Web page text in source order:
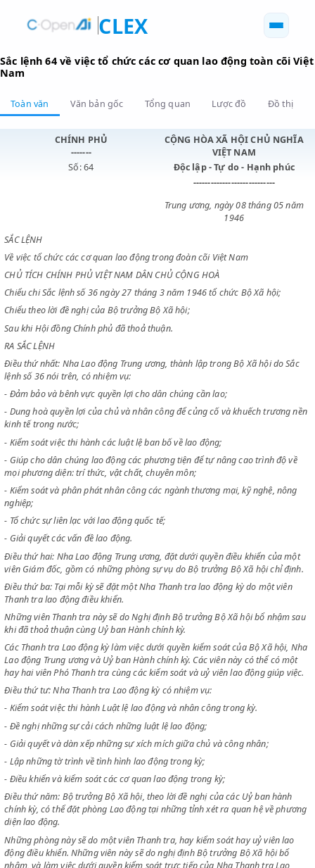
CLEX
Sắc lệnh 64 về việc tổ chức các cơ quan lao động toàn
Nam
Toàn văn
CHÍNH PHỦ
-------
CỘNG HÒA XÃ HỘI CHỦ
VIỆT NAM
Độc lập - Tự do - Hạnh
----------------------------
SẮC LỆNH
Về việc tổ chức các cơ quan lao động trong đoàn cõi Việt Nam
CHỦ TÍCH CHÍNH PHỦ VIỆT NAM DÂN CHỦ CỘNG HOÀ
Chiểu chi Sắc lệnh số 36 ngày 27 tháng 3 năm 1946 tổ chức Bộ Xã hội;
Chiểu theo lời đề nghị của Bộ trưởng Bộ Xã hội;
Sau khi Hội đồng Chính phủ đã thoả thuận.
RA SẮC LỆNH
Điều thứ nhất: Nha Lao động Trung ương, thành lập trong Bộ Xã hội
lệnh số 36 nói trên, có nhiệm vụ:
- Đảm bảo và bênh vực quyền lợi cho dân chúng cần lao;
- Dung hoà quyền lợi của chủ và nhân công để củng cố và khuếch
kinh tế trong nước;
- Kiểm soát việc thi hành các luật lệ ban bố về lao động;
- Giúp cho dân chúng lao động các phương tiện để tự nâng cao trình
mọi phương diện: trí thức, vật chất, chuyên môn;
- Kiểm soát và phân phát nhân công các ngành thương mại, kỹ nghệ,
nghiệp;
- Tổ chức sự liên lạc với lao động quốc tế;
- Giải quyết các vấn đề lao động.
Điều thứ hai: Nha Lao động Trung ương, đặt dưới quyền điều khiển
viên Giám đốc, gồm có những phòng sự vụ do Bộ trưởng Bộ Xã hội
Điều thứ ba: Tại mỗi kỳ sẽ đặt một Nha Thanh tra lao động kỳ do một
Thanh tra lao động điều khiển.
Những viên Thanh tra này sẽ do Nghị định Bộ trưởng Bộ Xã hội bổ
khi đã thoả thuận cùng Uỷ ban Hành chính kỳ.
Các Thanh tra Lao động kỳ làm việc dưới quyền kiểm soát của Bộ Xã
Lao động Trung ương và Uỷ ban Hành chính kỳ. Các viên này có thể có
hay hai viên Phó Thanh tra cùng các kiểm soát và uỷ viên lao động
Điều thứ tư: Nha Thanh tra Lao động kỳ có nhiệm vụ:
- Kiểm soát việc thi hành Luật lệ lao động và nhân công trong kỳ.
- Đề nghị những sự cải cách những luật lệ lao động;
- Giải quyết và dàn xếp những sự xích mích giữa chủ và công nhân;
- Lập những tờ trình về tình hình lao động trong kỳ;